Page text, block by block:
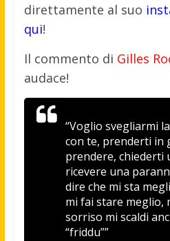
direttamente al suo
qui!
Il commento di Gilles
audace!
“Voglio svegliarmi
con te, prenderti in
prendere, chiederti
ricevere una
dire che mi sta
mi fai stare meglio,
sorriso mi scaldi
“friddu””